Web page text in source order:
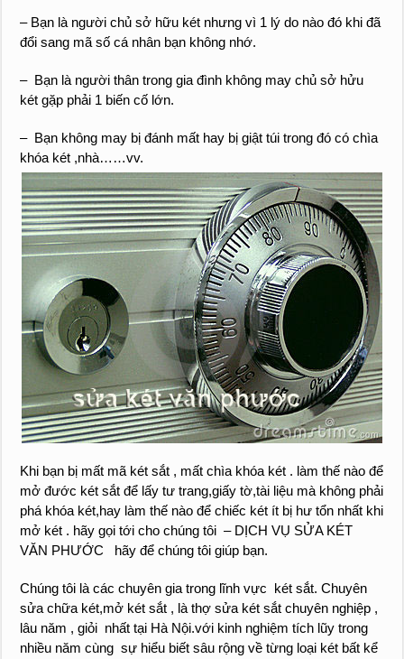
– Bạn là người chủ sở hữu két nhưng vì 1 lý do nào đó khi đã
đổi sang mã số cá nhân bạn không nhớ.
– Bạn là người thân trong gia đình không may chủ sở hửu
két gặp phải 1 biến cố lớn.
– Bạn không may bị đánh mất hay bị giật túi trong đó có chìa
khóa két ,nhà……vv.
Khi bạn bị mất mã két sắt , mất chìa khóa két . làm thế nào để
mở đước két sắt để lấy tư trang,giấy tờ,tài liệu mà không phải
phá khóa két,hay làm thế nào để chiếc két ít bị hư tổn nhất khi
mở két . hãy gọi tới cho chúng tôi – DỊCH VỤ SỬA KÉT
VĂN PHƯỚC hãy để chúng tôi giúp bạn.
Chúng tôi là các chuyên gia trong lĩnh vực két sắt. Chuyên
sửa chữa két,mở két sắt , là thợ sửa két sắt chuyên nghiệp ,
lâu năm , giỏi nhất tại Hà Nội.với kinh nghiệm tích lũy trong
nhiều năm cùng sự hiểu biết sâu rộng về từng loại két bất kể